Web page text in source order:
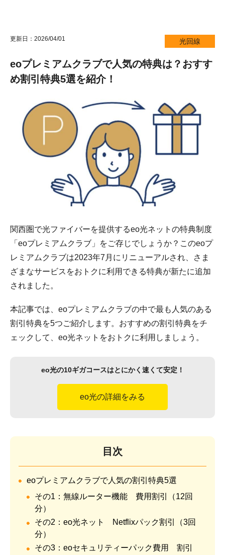
更新日：2026/04/01 光回線
eoプレミアムクラブで人気の特典は？おすす
め割引特典5選を紹介！
関西圏で光ファイバーを提供するeo光ネットの特典制度
「eoプレミアムクラブ」をご存じでしょうか？このeoプ
レミアムクラブは2023年7月にリニューアルされ、さま
ざまなサービスをおトクに利用できる特典が新たに追加
されました。
本記事では、eoプレミアムクラブの中で最も人気のある
割引特典を5つご紹介します。おすすめの割引特典をチ
ェックして、eo光ネットをおトクに利用しましょう。
eo光の10ギガコースはとにかく速くて安定！
eo光の詳細をみる
目次
eoプレミアムクラブで人気の割引特典5選
その1：無線ルーター機能 費用割引（12回
分）
その2：eo光ネット Netflixパック割引（3回
分）
その3：eoセキュリティーパック費用 割引